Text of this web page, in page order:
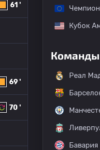
61 '
69 '
70 '
Кубок
Команды
Реал
Бавария